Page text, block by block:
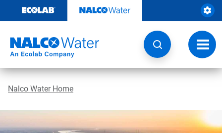
Inhalt
Nalco Water Home